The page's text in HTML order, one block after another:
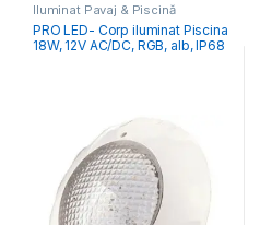
Iluminat Pavaj & Piscină
PRO LED- Corp iluminat Piscina
18W, 12V AC/DC, RGB, alb, IP68